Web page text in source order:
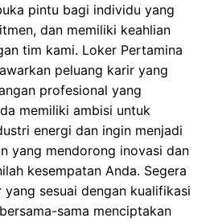
pintu bagi individu yang
dan memiliki keahlian
tim kami. Loker Pertamina
peluang karir yang
profesional yang
memiliki ambisi untuk
energi dan ingin menjadi
yang mendorong inovasi dan
kesempatan Anda. Segera
sesuai dengan kualifikasi
sama menciptakan